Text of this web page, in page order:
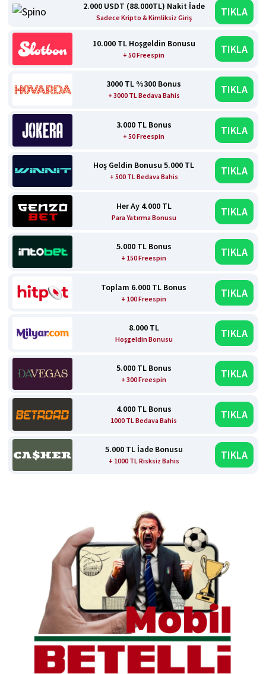
2.000 USDT (88.000TL) Nakit İade
Sadece Kripto & Kimliksiz Giriş TIKLA
10.000 TL Hoşgeldin Bonusu
+ 50 Freespin TIKLA
3000 TL %300 Bonus
+ 3000 TL Bedava Bahis TIKLA
3.000 TL Bonus
+ 50 Freespin TIKLA
Hoş Geldin Bonusu 5.000 TL
+ 500 TL Bedava Bahis TIKLA
Her Ay 4.000 TL
Para Yatırma Bonusu TIKLA
5.000 TL Bonus
+ 150 Freespin TIKLA
Toplam 6.000 TL Bonus
+ 100 Freespin TIKLA
8.000 TL
Hoşgeldin Bonusu TIKLA
5.000 TL Bonus
+ 300 Freespin TIKLA
4.000 TL Bonus
1000 TL Bedava Bahis TIKLA
5.000 TL İade Bonusu
+ 1000 TL Risksiz Bahis TIKLA